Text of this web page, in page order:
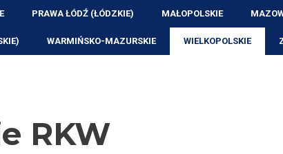
PRAWA ŁÓDŹ (ŁÓDZKIE) MAŁOPOLSKIE
WARMIŃSKO-MAZURSKIE WIELKOPOLSKIE
RKW